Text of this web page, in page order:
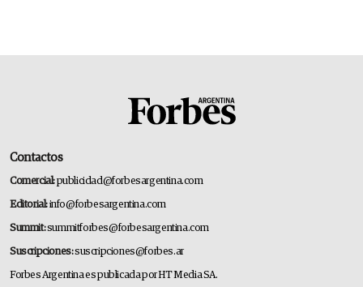
Contactos
Comercial:publicidad@forbesargentina.com
Editorial:info@forbesargentina.com
Summit:summitforbes@forbesargentina.com
Suscripciones:suscripciones@forbes.ar
Forbes Argentina es publicada por HT Media SA.